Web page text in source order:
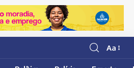
Resisor
Aa